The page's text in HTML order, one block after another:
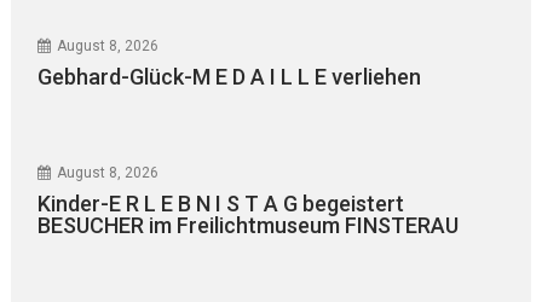
August 8, 2026
Gebhard-Glück-M E D A I L L E verliehen
August 8, 2026
Kinder-E R L E B N I S T A G begeistert
BESUCHER im Freilichtmuseum FINSTERAU